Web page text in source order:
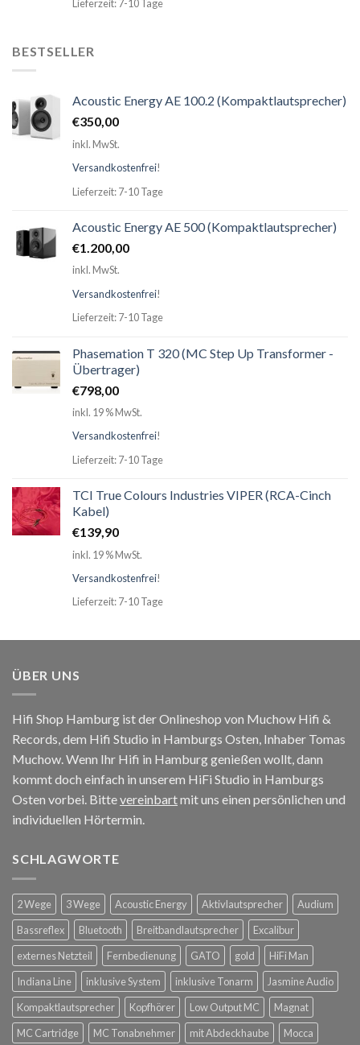
Lieferzeit: 7-10 Tage
BESTSELLER
Acoustic Energy AE 100.2 (Kompaktlautsprecher)
€350,00
inkl. MwSt.
Versandkostenfrei!
Lieferzeit: 7-10 Tage
Acoustic Energy AE 500 (Kompaktlautsprecher)
€1.200,00
inkl. MwSt.
Versandkostenfrei!
Lieferzeit: 7-10 Tage
Phasemation T 320 (MC Step Up Transformer -
Übertrager)
€798,00
inkl. 19 % MwSt.
Versandkostenfrei!
Lieferzeit: 7-10 Tage
TCI True Colours Industries VIPER (RCA-Cinch
Kabel)
€139,90
inkl. 19 % MwSt.
Versandkostenfrei!
Lieferzeit: 7-10 Tage
ÜBER UNS
Hifi Shop Hamburg ist der Onlineshop von Muchow Hifi &
Records, dem Hifi Studio in Hamburgs Osten, Inhaber Tomas
Muchow. Wenn Ihr Hifi in Hamburg genießen wollt, dann
kommt doch einfach in unserem HiFi Studio in Hamburgs
Osten vorbei. Bittevereinbartmit uns einen persönlichen und
individuellen Hörtermin.
SCHLAGWORTE
2 Wege 3 Wege Acoustic Energy Aktivlautsprecher
Audium
Bassreflex
Bluetooth Breitbandlautsprecher
Excalibur
externes Netzteil
Fernbedienung GATO gold
HiFi Man
Indiana Line
inklusive System inklusive Tonarm
Jasmine Audio
Kompaktlautsprecher
Kopfhörer Low Output MC
Magnat
MC Cartridge
MC Tonabnehmer mit Abdeckhaube Mocca